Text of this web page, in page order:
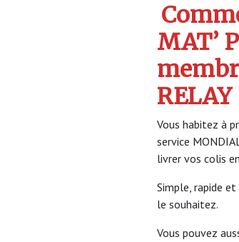
MAT’
RELAY
Vous habitez à
service
livrer vos colis
Simple, rapide
le souhaitez.
Vous pouvez